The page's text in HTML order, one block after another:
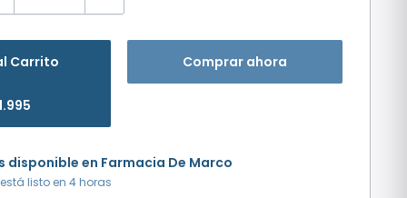
Carrito Comprar ahora
disponible en Farmacia De Marco
listo en 4 horas